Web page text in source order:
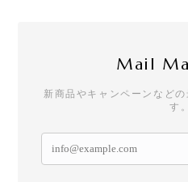
Mail
新商品やキャンペーンなど
す。